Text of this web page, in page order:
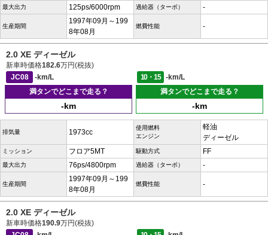
最大出力 125ps/6000rpm 過給器（ターボ） -
生産期間
1997年09月～199
8年08月
燃費性能 -
2.0 XE ディーゼル
新車時価格182.6万円(税抜)
JC08
-km/L 10・15
-km/L
満タンでどこまで走る？
-km
満タンでどこまで走る？
-km
排気量 1973cc
使用燃料
エンジン
軽油
ディーゼル
ミッション フロア5MT 駆動方式 FF
最大出力 76ps/4800rpm 過給器（ターボ） -
生産期間
1997年09月～199
8年08月
燃費性能 -
2.0 XE ディーゼル
新車時価格190.9万円(税抜)